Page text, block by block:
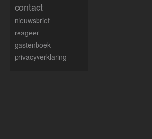
contact
nieuwsbrief
reageer
gastenboek
privacyverklaring